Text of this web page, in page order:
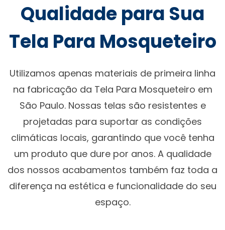
Qualidade para Sua
Tela Para Mosqueteiro
Utilizamos apenas materiais de primeira linha
na fabricação da Tela Para Mosqueteiro em
São Paulo. Nossas telas são resistentes e
projetadas para suportar as condições
climáticas locais, garantindo que você tenha
um produto que dure por anos. A qualidade
dos nossos acabamentos também faz toda a
diferença na estética e funcionalidade do seu
espaço.